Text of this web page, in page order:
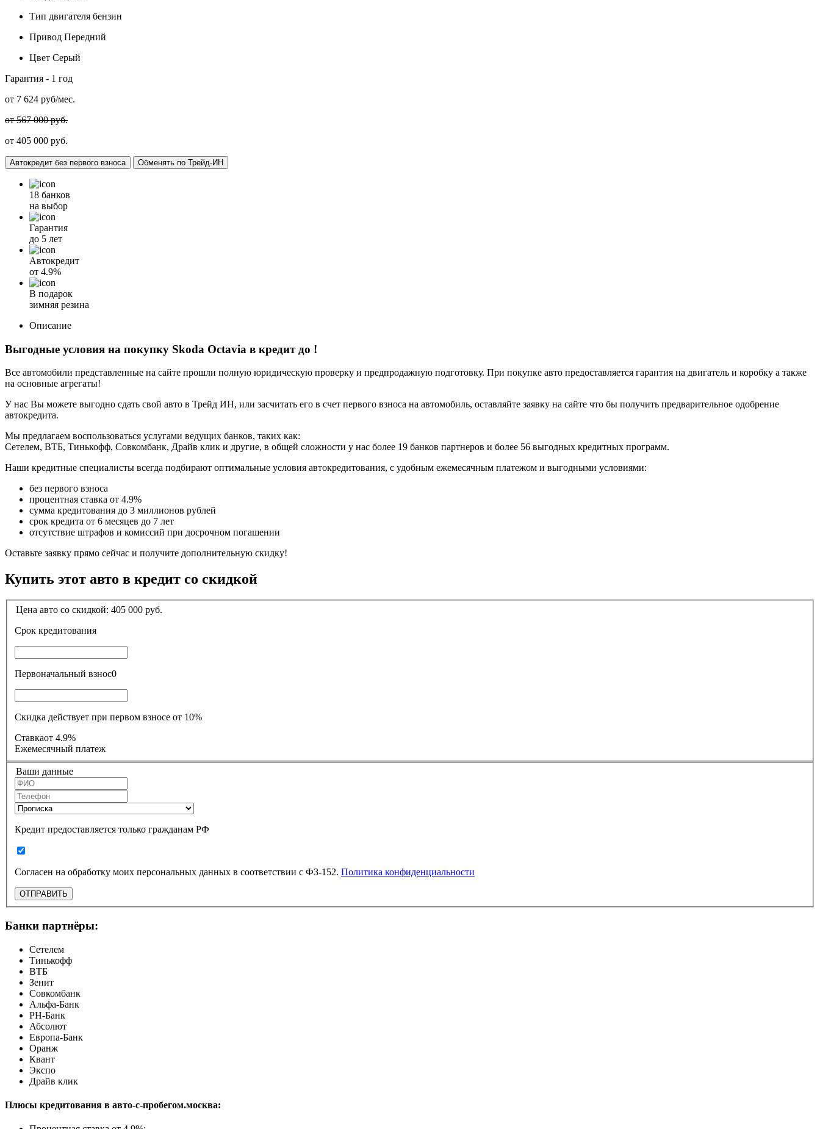
Тип двигателя бензин
Привод Передний
Цвет Серый
Гарантия - 1 год
от 7 624 руб/мес.
от 567 000 руб.
от 405 000 руб.
Автокредит без первого взноса Обменять по Трейд-ИН
18 банков
на выбор
Гарантия
до 5 лет
Автокредит
от 4.9%
В подарок
зимняя резина
Описание
Выгодные условия на покупку Skoda Octavia в кредит до !
Все автомобили представленные на сайте прошли полную юридическую проверку и предпродажную подготовку. При покупке авто предоставляется гарантия на двигатель и коробку а также
на основные агрегаты!
У нас Вы можете выгодно сдать свой авто в Трейд ИН, или засчитать его в счет первого взноса на автомобиль, оставляйте заявку на сайте что бы получить предварительное одобрение
автокредита.
Мы предлагаем воспользоваться услугами ведущих банков, таких как:
Сетелем, ВТБ, Тинькофф, Совкомбанк, Драйв клик и другие, в общей сложности у нас более 19 банков партнеров и более 56 выгодных кредитных программ.
Наши кредитные специалисты всегда подбирают оптимальные условия автокредитования, с удобным ежемесячным платежом и выгодными условиями:
без первого взноса
процентная ставка от 4.9%
сумма кредитования до 3 миллионов рублей
срок кредита от 6 месяцев до 7 лет
отсутствие штрафов и комиссий при досрочном погашении
Оставьте заявку прямо сейчас и получите дополнительную скидку!
Купить этот авто в кредит со скидкой
Цена авто со скидкой: 405 000 руб.
Срок кредитования
Первоначальный взнос0
Скидка действует при первом взносе от 10%
Ставкаот 4.9%
Ежемесячный платеж
Ваши данные
Кредит предоставляется только гражданам РФ
Согласен на обработку моих персональных данных в соответствии с ФЗ-152. Политика конфиденциальности
ОТПРАВИТЬ
Банки партнёры:
Сетелем
Тинькофф
ВТБ
Зенит
Совкомбанк
Альфа-Банк
РН-Банк
Абсолют
Европа-Банк
Оранж
Квант
Экспо
Драйв клик
Плюсы кредитования в авто-с-пробегом.москва: